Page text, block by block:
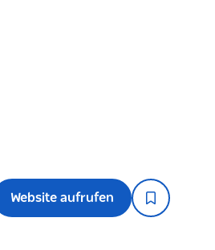
Website aufrufen